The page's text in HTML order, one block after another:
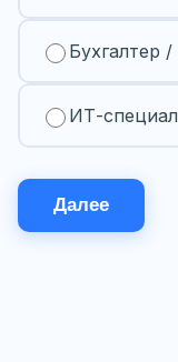
Бухгалтер
ИТ-
Далее